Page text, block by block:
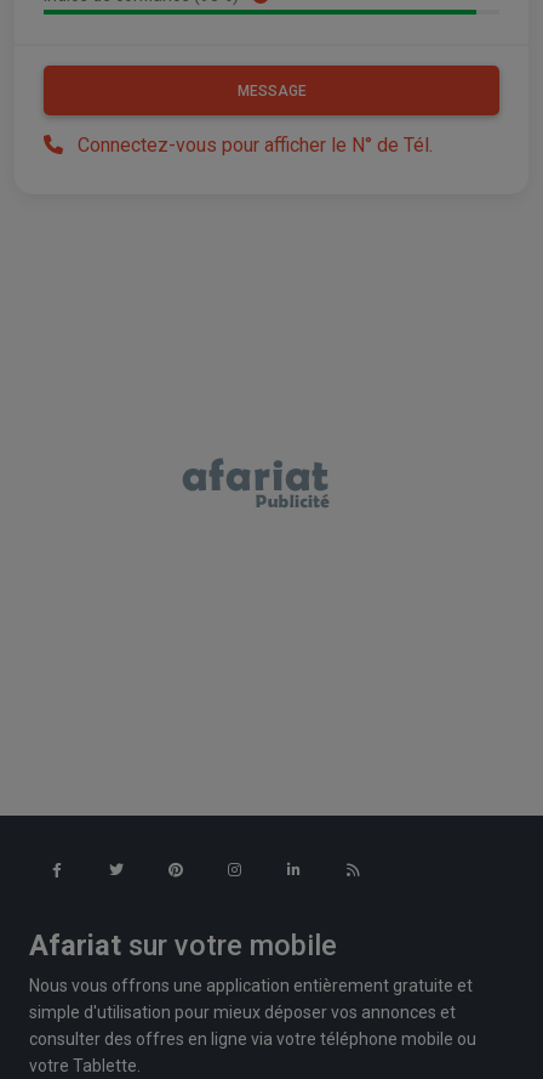
MESSAGE
Connectez-vous pour afficher le N° de Tél.
Afariat sur votre mobile
Nous vous offrons une application entièrement gratuite et
simple d'utilisation pour mieux déposer vos annonces et
consulter des offres en ligne via votre téléphone mobile ou
votre Tablette.